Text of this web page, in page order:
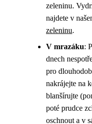
zeleninu.
najdete v
zeleninu.
V mrazáku:
dnech
pro
nakrájejte na
blanšírujte
poté prudce
oschnout a v